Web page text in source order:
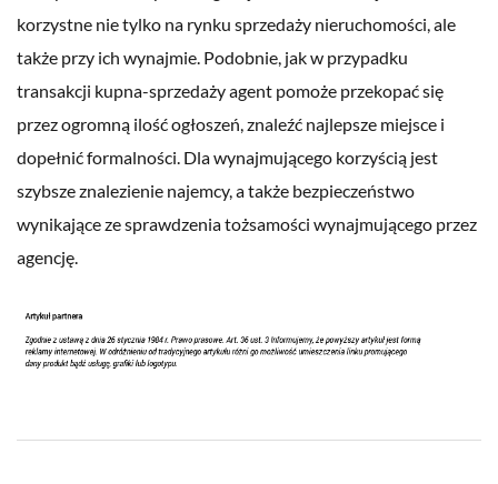
korzystne nie tylko na rynku sprzedaży nieruchomości, ale
także przy ich wynajmie. Podobnie, jak w przypadku
transakcji kupna-sprzedaży agent pomoże przekopać się
przez ogromną ilość ogłoszeń, znaleźć najlepsze miejsce i
dopełnić formalności. Dla wynajmującego korzyścią jest
szybsze znalezienie najemcy, a także bezpieczeństwo
wynikające ze sprawdzenia tożsamości wynajmującego przez
agencję.